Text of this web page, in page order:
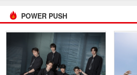
POWER PUSH